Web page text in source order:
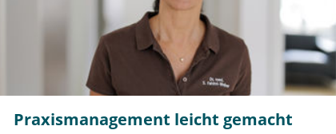
Praxismanagement leicht gemacht